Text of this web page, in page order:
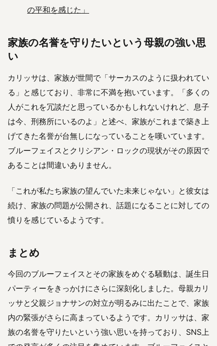
の平和を感じた」
家族の名誉を守りたいという母親の強い思
い
カリッサは、家族が世間で「サーカスのように扱われてい
る」と感じており、非常に不満を抱いています。「多くの
人がこれを冗談だと思っているかもしれないけれど、息子
は今、刑務所にいるのよ」と述べ、家族がこれまで築き上
げてきた名誉が台無しになっていることを嘆いています。
ブルーフェイスとクリシアン・ロックの現状がその原因で
あることは間違いありません。
「これが私たち家族の望んでいた未来じゃない」と彼女は
続け、家族の問題が公開され、話題になることに対しての
憤りを感じているようです。
まとめ
今回のブルーフェイスとその家族をめぐる騒動は、誕生日
パーティーをきっかけにさらに深刻化しました。母親カリ
ッサと父親ジョナサンの対立が明るみに出たことで、家族
内の緊張がさらに高まっているようです。カリッサは、家
族の名誉を守りたいという強い思いを持っており、SNS上